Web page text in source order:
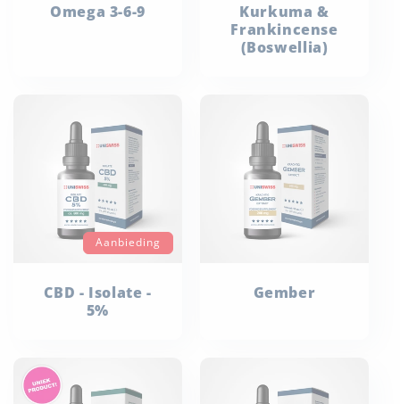
Omega 3-6-9
Kurkuma &
Frankincense
(Boswellia)
Aanbieding
CBD - Isolate -
5%
Gember